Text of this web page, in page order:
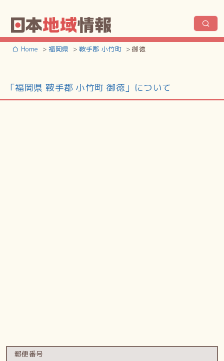
Home 福岡県 鞍手郡 小竹町 御徳
「福岡県 鞍手郡 小竹町 御徳」について
郵便番号